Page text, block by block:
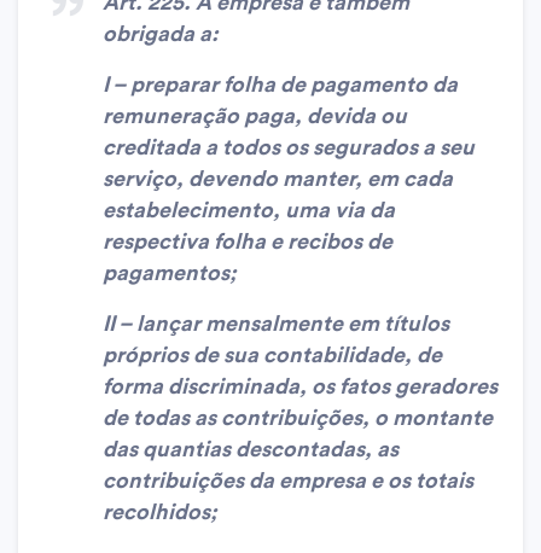
obrigada a:
I – preparar folha de pagamento da
remuneração paga, devida ou
creditada a todos os segurados a seu
serviço, devendo manter, em cada
estabelecimento, uma via da
respectiva folha e recibos de
pagamentos;
II – lançar mensalmente em títulos
próprios de sua contabilidade, de
forma discriminada, os fatos geradores
de todas as contribuições, o montante
das quantias descontadas, as
contribuições da empresa e os totais
recolhidos;